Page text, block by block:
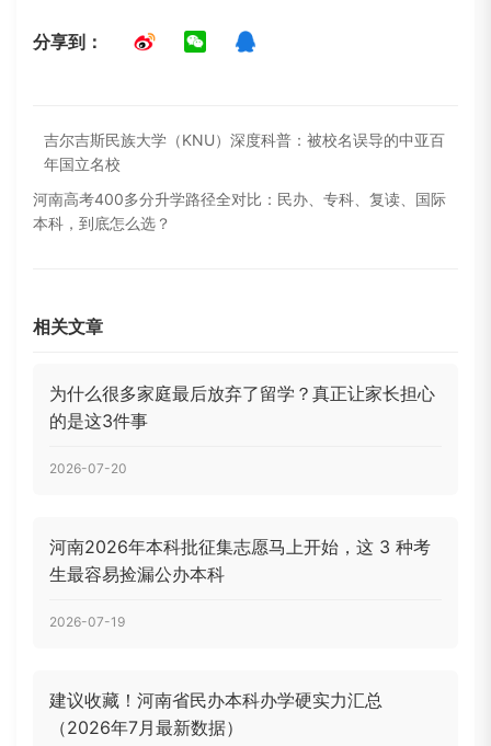
分享到：
吉尔吉斯民族大学（KNU）深度科普：被校名误导的中亚百
年国立名校
河南高考400多分升学路径全对比：民办、专科、复读、国际
本科，到底怎么选？
相关文章
为什么很多家庭最后放弃了留学？真正让家长担心
的是这3件事
2026-07-20
河南2026年本科批征集志愿马上开始，这 3 种考
生最容易捡漏公办本科
2026-07-19
建议收藏！河南省民办本科办学硬实力汇总
（2026年7月最新数据）